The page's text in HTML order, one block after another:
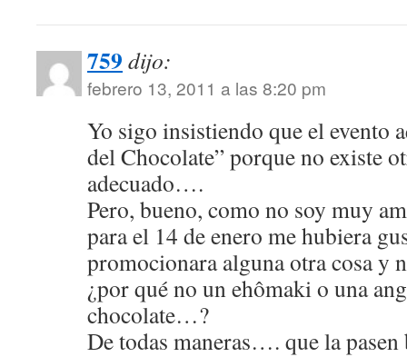
759 dijo:
febrero 13, 2011 a las 8:20 pm
Yo sigo insistiendo que el evento
del Chocolate” porque no existe
adecuado….
Pero, bueno, como no soy muy
para el 14 de enero me hubiera
promocionara alguna otra cosa
¿por qué no un ehômaki o una
chocolate…?
De todas maneras…. que la